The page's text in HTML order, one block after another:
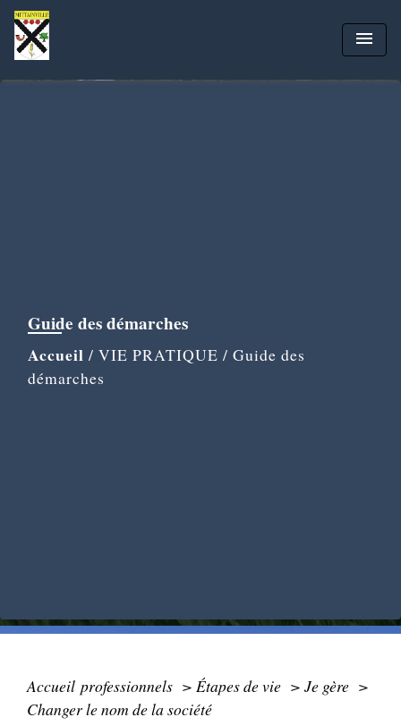
menu
Guide des démarches
Accueil / VIE PRATIQUE / Guide des
démarches
Accueil professionnels > Étapes de vie > Je gère >
Changer le nom de la société